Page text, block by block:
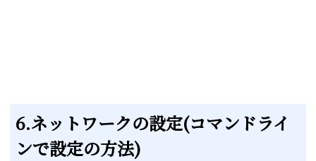
6.ネットワークの設定(コマンドライ
ンで設定の方法)